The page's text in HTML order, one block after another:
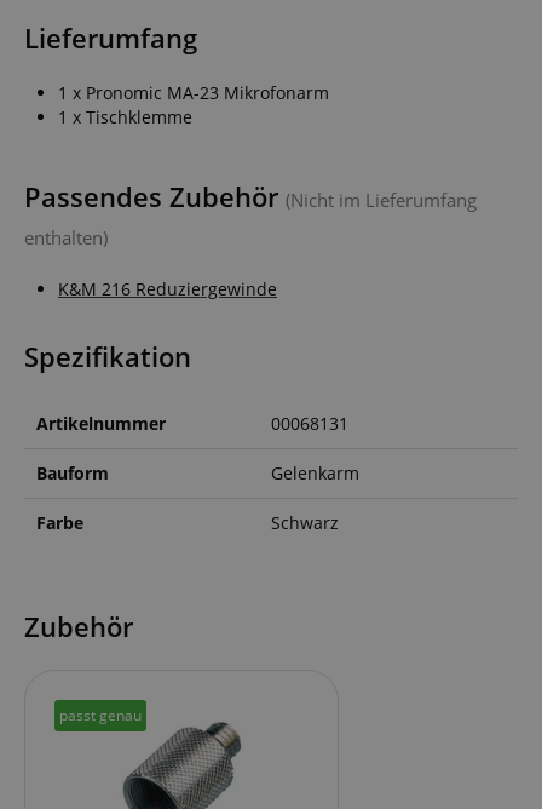
Lieferumfang
1 x Pronomic MA-23 Mikrofonarm
1 x Tischklemme
Passendes Zubehör (Nicht im Lieferumfang
enthalten)
K&M 216 Reduziergewinde
Spezifikation
Artikelnummer 00068131
Bauform Gelenkarm
Farbe Schwarz
Zubehör
passt genau